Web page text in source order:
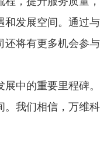
发展空间。通过
将有更多机会参
中的重要里程碑
我们相信，万维